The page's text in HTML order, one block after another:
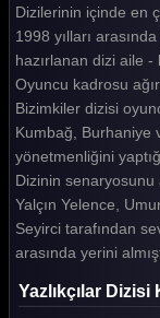
Dizilerinin içinde en
1998 yılları
hazırlanan dizi aile -
Oyuncu kadrosu
Bizimkiler dizisi
Kumbağ, Burhaniye
yönetmenliğini
Dizinin senaryosunu
Yalçın Yelence,
Seyirci tarafından
arasında yerini
Yazlıkçılar